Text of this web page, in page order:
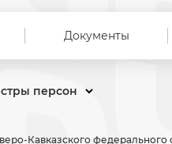
Документы
персон